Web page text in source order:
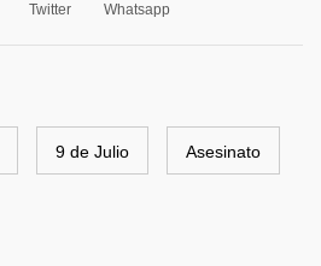
Twitter Whatsapp
9 de Julio Asesinato